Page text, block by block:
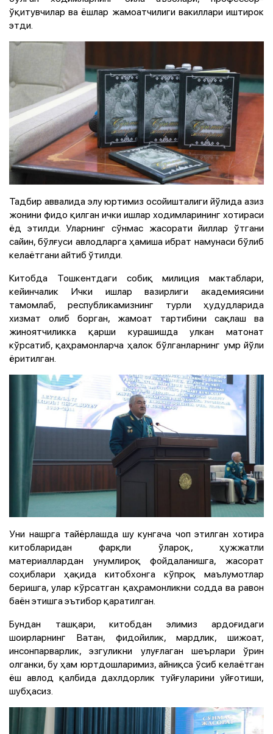
ўқитувчилар ва ёшлар жамоатчилиги вакиллари иштирок
этди.
Тадбир аввалида элу юртимиз осойишталиги йўлида азиз
жонини фидо қилган ички ишлар ходимларининг хотираси
ёд этилди. Уларнинг сўнмас жасорати йиллар ўтгани
сайин, бўлғуси авлодларга ҳамиша ибрат намунаси бўлиб
келаётгани айтиб ўтилди.
Китобда Тошкентдаги собиқ милиция мактаблари,
кейинчалик Ички ишлар вазирлиги академиясини
тамомлаб, республикамизнинг турли ҳудудларида
хизмат олиб борган, жамоат тартибини сақлаш ва
жиноятчиликка қарши курашишда улкан матонат
кўрсатиб, қаҳрамонларча ҳалок бўлганларнинг умр йўли
ёритилган.
Уни нашрга тайёрлашда шу кунгача чоп этилган хотира
китобларидан фарқли ўлароқ, ҳужжатли
материаллардан унумлироқ фойдаланишга, жасорат
соҳиблари ҳақида китобхонга кўпроқ маълумотлар
беришга, улар кўрсатган қаҳрамонликни содда ва равон
баён этишга эътибор қаратилган.
Бундан ташқари, китобдан элимиз ардоғидаги
шоирларнинг Ватан, фидойилик, мардлик, шижоат,
инсонпарварлик, эзгуликни улуғлаган шеърлари ўрин
олганки, бу ҳам юртдошларимиз, айниқса ўсиб келаётган
ёш авлод қалбида дахлдорлик туйғуларини уйғотиши,
шубҳасиз.